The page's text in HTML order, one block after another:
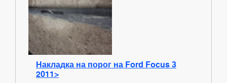
Накладка на порог на Ford Focus 3
2011>